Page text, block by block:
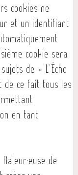
cookies ne
et un identifiant
cookie sera
de « L'Écho
de ce fait tous les
en tant
de